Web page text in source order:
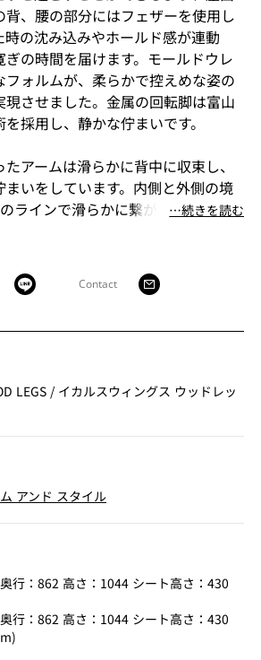
、腰の部分にはフェザーを使用し
の沈み込みやホールド感が連動
ぎの時間を届けます。モールドウレ
ォルムが、柔らかで控えめな姿の
現させました。金属の回転脚は富山
採用し、静かな佇まいです。
アームは滑らかに背中に収束し、
いをしています。内側と外側の境
ラインで滑らかに繋がりながら、エ
りと時間を過ごすことができるラウ
座面クッションや内側の背、腰の
ド感が贅沢な時間を作ります。木
で繋ぐ繊細な構成となっており、シ
を対比させました。
スペースなどで複数脚並べて使用す
。身体を預け、ゆったりと時間を
ラウンジチェアを目指し、座面クッ
を用意しました。金属の回転脚は富
術を採用し静かでモダンな佇まい
棒を貫で繋ぐ繊細な構成とし、シェ
⋯続きを読む
Contact
LEGS / イカルスウィングス ウッドレッ
アンド スタイル
奥行：862 高さ：1044 シート高さ：430
奥行：862 高さ：1044 シート高さ：430